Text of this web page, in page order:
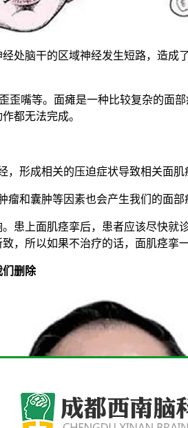
脑干的区域神经发生短路，造成
嘴等。面瘫是一种比较复杂的面
都无法完成。
成相关的压迫症状导致相关面肌
和囊肿等因素也会产生我们的面部
患上面肌痉挛后，患者应该尽快
，所以如果不治疗的话，面肌痉挛
删除